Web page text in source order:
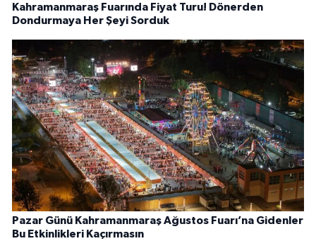
Kahramanmaraş Fuarında Fiyat Turu! Dönerden
Dondurmaya Her Şeyi Sorduk
Pazar Günü Kahramanmaraş Ağustos Fuarı’na Gidenler
Bu Etkinlikleri Kaçırmasın